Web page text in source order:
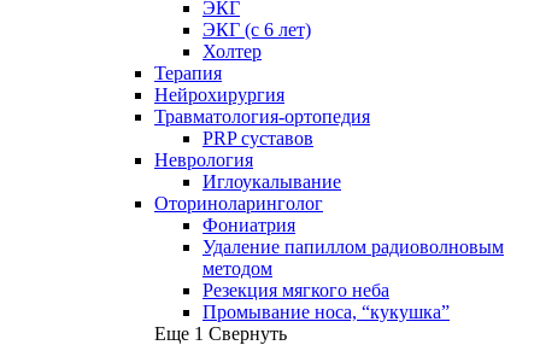
ЭКГ
ЭКГ (с 6 лет)
Холтер
Терапия
Нейрохирургия
Травматология-ортопедия
PRP суставов
Неврология
Иглоукалывание
Оториноларинголог
Фониатрия
Удаление папиллом радиоволновым
методом
Резекция мягкого неба
Промывание носа, “кукушка”
Еще 1 Свернуть